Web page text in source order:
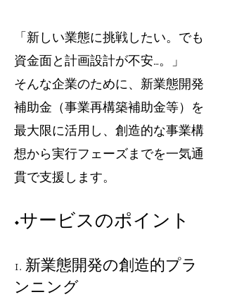
「新しい業態に挑戦したい。でも
資金面と計画設計が不安…。」
そんな企業のために、新業態開発
補助金（事業再構築補助金等）を
最大限に活用し、創造的な事業構
想から実行フェーズまでを一気通
貫で支援します。
◆サービスのポイント
1. 新業態開発の創造的プラ
ンニング